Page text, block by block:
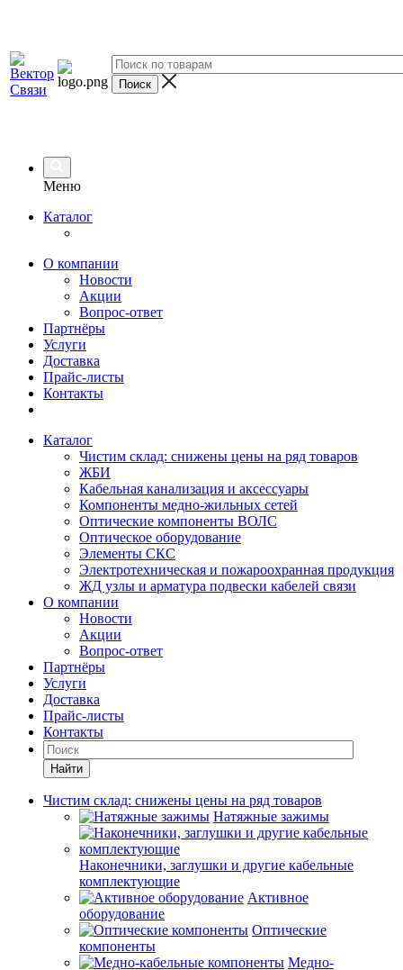
Меню
Каталог
О компании
Новости
Акции
Вопрос-ответ
Партнёры
Услуги
Доставка
Прайс-листы
Контакты
Каталог
Чистим склад: снижены цены на ряд товаров
ЖБИ
Кабельная канализация и аксессуары
Компоненты медно-жильных сетей
Оптические компоненты ВОЛС
Оптическое оборудование
Элементы СКС
Электротехническая и пожароохранная продукция
ЖД узлы и арматура подвески кабелей связи
О компании
Новости
Акции
Вопрос-ответ
Партнёры
Услуги
Доставка
Прайс-листы
Контакты
Найти
Чистим склад: снижены цены на ряд товаров
Натяжные зажимы
Наконечники, заглушки и другие кабельные
комплектующие
Активное
оборудование
Оптические
компоненты
Медно-